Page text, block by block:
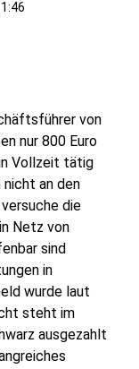
von
nur 800 Euro
Vollzeit tätig
nicht an den
die
Netz von
sind
in
wurde laut
steht im
ausgezahlt